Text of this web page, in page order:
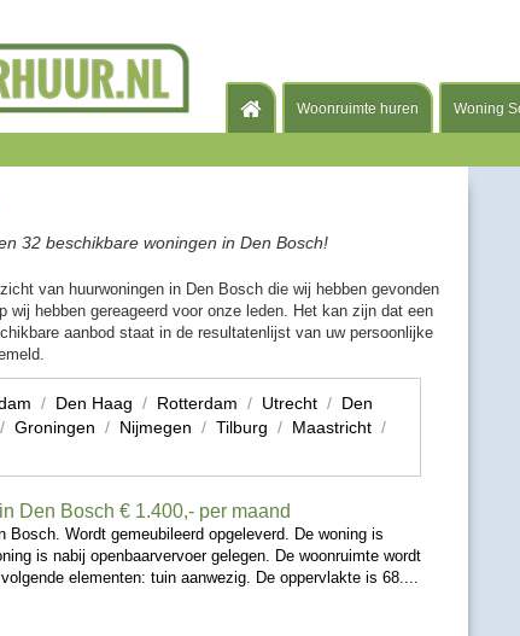
Woonruimte huren Woning
32 beschikbare woningen in Den Bosch!
van huurwoningen in Den Bosch die wij hebben gevonden
wij hebben gereageerd voor onze leden. Het kan zijn dat een
aanbod staat in de resultatenlijst van uw persoonlijke
/ Den Haag / Rotterdam / Utrecht / Den
/ Groningen / Nijmegen / Tilburg / Maastricht /
Den Bosch € 1.400,- per maand
Bosch. Wordt gemeubileerd opgeleverd. De woning is
is nabij openbaarvervoer gelegen. De woonruimte wordt
elementen: tuin aanwezig. De oppervlakte is 68....